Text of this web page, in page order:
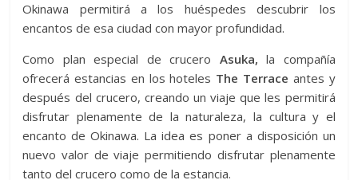
Okinawa permitirá a los huéspedes descubrir los
encantos de esa ciudad con mayor profundidad.
Como plan especial de crucero Asuka, la compañía
ofrecerá estancias en los hoteles The Terrace antes y
después del crucero, creando un viaje que les permitirá
disfrutar plenamente de la naturaleza, la cultura y el
encanto de Okinawa. La idea es poner a disposición un
nuevo valor de viaje permitiendo disfrutar plenamente
tanto del crucero como de la estancia.